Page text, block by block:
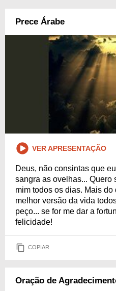
Prece Árabe
VER APRESENTAÇÃO
Deus, não consintas que
sangra as ovelhas... Quero
mim todos os dias. Mais
melhor versão da vida
peço... se for me dar a
felicidade!
COPIAR
Oração de